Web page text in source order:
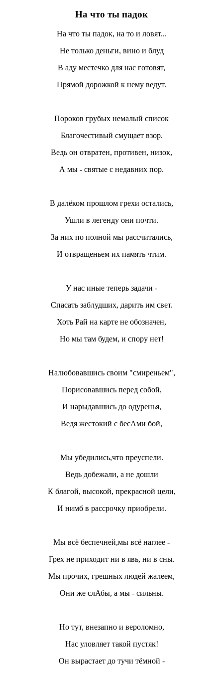
На что ты падок
На что ты падок, на то и ловят...
Не только деньги, вино и блуд
В аду местечко для нас готовят,
Прямой дорожкой к нему ведут.
Пороков грубых немалый список
Благочестивый смущает взор.
Ведь он отвратен, противен, низок,
А мы - святые с недавних пор.
В далёком прошлом грехи остались,
Ушли в легенду они почти.
За них по полной мы рассчитались,
И отвращеньем их память чтим.
У нас иные теперь задачи -
Спасать заблудших, дарить им свет.
Хоть Рай на карте не обозначен,
Но мы там будем, и спору нет!
Налюбовавшись своим "смиреньем",
Порисовавшись перед собой,
И нарыдавшись до одуренья,
Ведя жестокий с бесАми бой,
Мы убедились,что преуспели.
Ведь добежали, а не дошли
К благой, высокой, прекрасной цели,
И нимб в рассрочку приобрели.
Мы всё беспечней,мы всё наглее -
Грех не приходит ни в явь, ни в сны.
Мы прочих, грешных людей жалеем,
Они же слАбы, а мы - сильны.
Но тут, внезапно и вероломно,
Нас уловляет такой пустяк!
Он вырастает до тучи тёмной -